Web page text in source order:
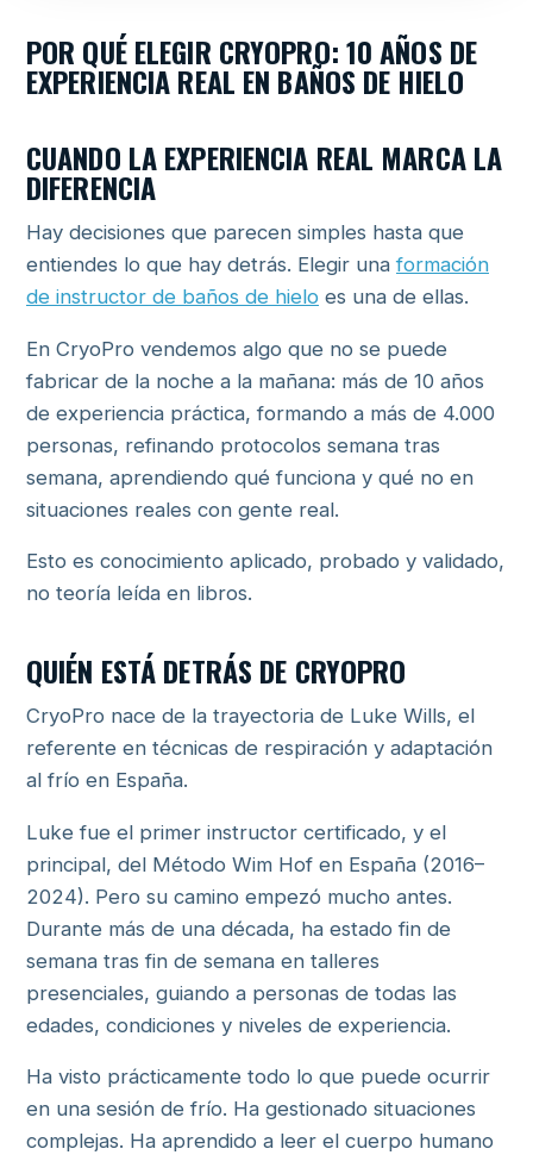
POR QUÉ ELEGIR CRYOPRO: 10 AÑOS DE
EXPERIENCIA REAL EN BAÑOS DE HIELO
CUANDO LA EXPERIENCIA REAL MARCA LA
DIFERENCIA
Hay decisiones que parecen simples hasta que
entiendes lo que hay detrás. Elegir unaformación
de instructor de baños de hielo es una de ellas.
En CryoPro vendemos algo que no se puede
fabricar de la noche a la mañana: más de 10 años
de experiencia práctica, formando a más de 4.000
personas, refinando protocolos semana tras
semana, aprendiendo qué funciona y qué no en
situaciones reales con gente real.
Esto es conocimiento aplicado, probado y validado,
no teoría leída en libros.
QUIÉN ESTÁ DETRÁS DE CRYOPRO
CryoPro nace de la trayectoria de Luke Wills, el
referente en técnicas de respiración y adaptación
al frío en España.
Luke fue el primer instructor certificado, y el
principal, del Método Wim Hof en España (2016–
2024). Pero su camino empezó mucho antes.
Durante más de una década, ha estado fin de
semana tras fin de semana en talleres
presenciales, guiando a personas de todas las
edades, condiciones y niveles de experiencia.
Ha visto prácticamente todo lo que puede ocurrir
en una sesión de frío. Ha gestionado situaciones
complejas. Ha aprendido a leer el cuerpo humano